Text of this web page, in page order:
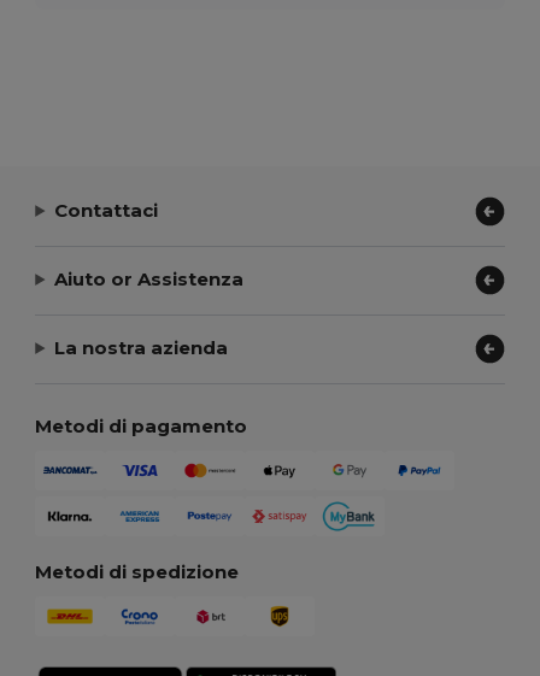
Contattaci
Aiuto or Assistenza
La nostra azienda
Metodi di pagamento
Metodi di spedizione